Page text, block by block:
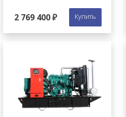
2 769 400 ₽ Купить